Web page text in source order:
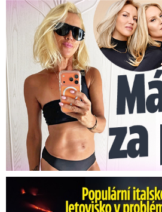
Krásná sestra Krainové bez emocí:
Erupce sicilské sopky Etny: Ruší